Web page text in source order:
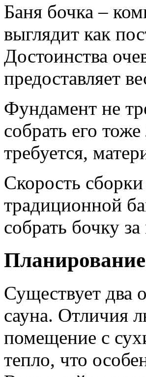
Баня бочка –
выглядит как
Достоинства
предоставляет
Фундамент не
собрать его
требуется,
Скорость
традиционной
собрать бочку
Планирование
Существует два
сауна. Отличия
помещение с
тепло, что